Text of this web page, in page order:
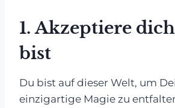
1.Akzeptiere
bist
Du bist auf dieser Welt, um
einzigartige Magie zu